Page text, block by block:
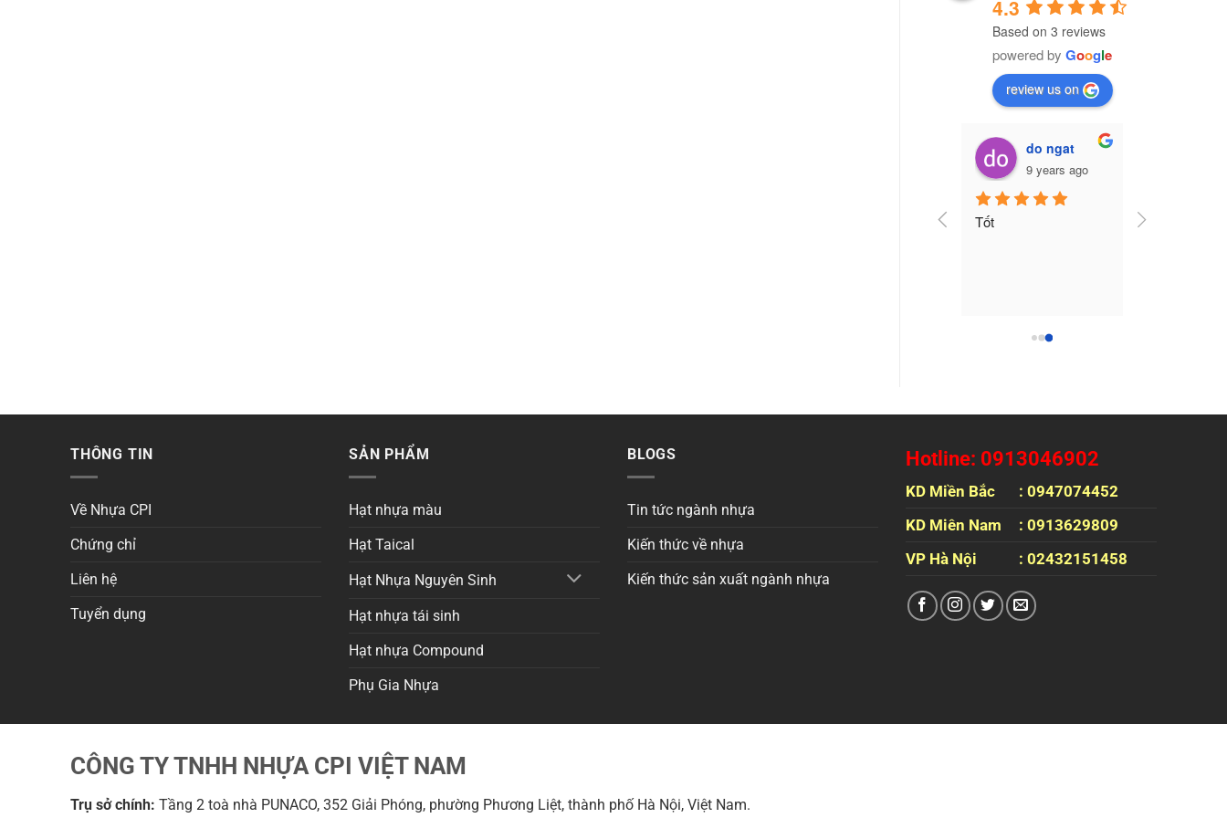
4.3
Based on 3 reviews
powered by Google
review us on
Công ty nhựa CPI Việt
do ngat
9 years ago
Tốt
THÔNG TIN
Về Nhựa CPI
Chứng chỉ
Liên hệ
Tuyển dụng
SẢN PHẨM
Hạt nhựa màu
Hạt Taical
Hạt Nhựa Nguyên Sinh
Hạt nhựa tái sinh
Hạt nhựa Compound
Phụ Gia Nhựa
BLOGS
Tin tức ngành nhựa
Kiến thức về nhựa
Kiến thức sản xuất ngành nhựa
Hotline: 0913046902
KD Miền Bắc
: 0947074452
KD Miên Nam
: 0913629809
VP Hà Nội
: 02432151458
CÔNG TY TNHH NHỰA CPI VIỆT NAM
Trụ sở chính: Tầng 2 toà nhà PUNACO, 352 Giải Phóng, phường Phương Liệt, thành phố Hà Nội, Việt Nam.